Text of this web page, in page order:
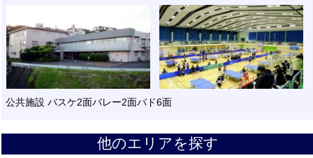
公共施設 バスケ2面バレー2面バド6面
他のエリアを探す